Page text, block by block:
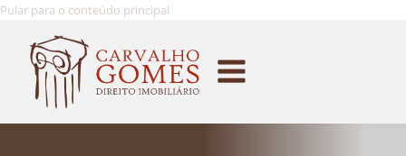
Pular para o conteúdo principal